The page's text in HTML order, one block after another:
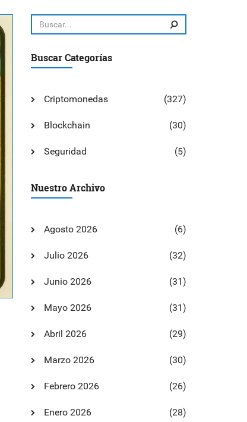
Buscar Categorías
Criptomonedas (327)
Blockchain (30)
Seguridad (5)
Nuestro Archivo
Agosto 2026 (6)
Julio 2026 (32)
Junio 2026 (31)
Mayo 2026 (31)
Abril 2026 (29)
Marzo 2026 (30)
Febrero 2026 (26)
Enero 2026 (28)